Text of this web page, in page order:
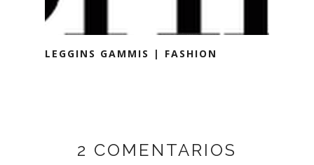
LEGGINS GAMMIS | FASHION
2 COMENTARIOS